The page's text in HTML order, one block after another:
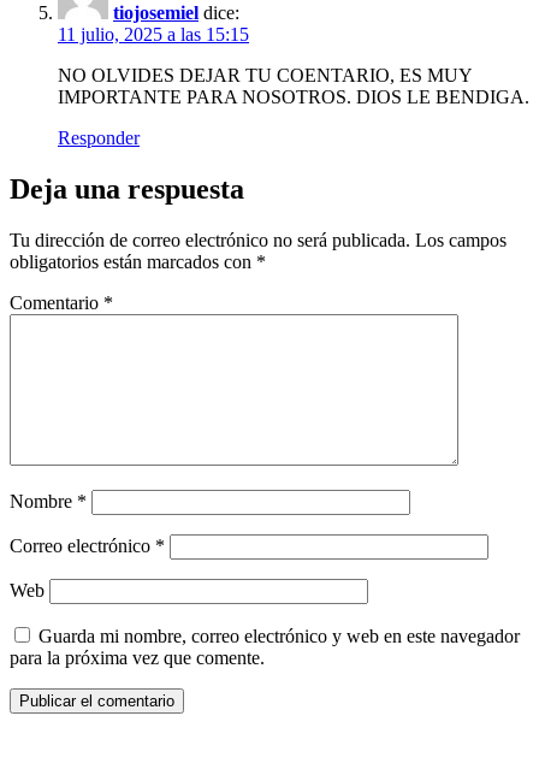
tiojosemiel dice:
11 julio, 2025 a las 15:15
NO OLVIDES DEJAR TU COENTARIO, ES MUY
IMPORTANTE PARA NOSOTROS. DIOS LE BENDIGA.
Responder
Deja una respuesta
Tu dirección de correo electrónico no será publicada. Los campos
obligatorios están marcados con *
Comentario *
Nombre *
Correo electrónico *
Web
Guarda mi nombre, correo electrónico y web en este navegador
para la próxima vez que comente.